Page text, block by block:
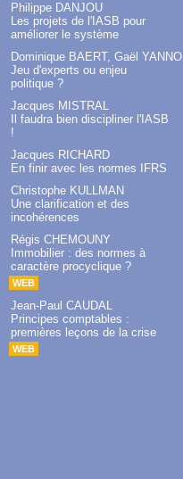
Philippe DANJOU
Les projets de l'IASB pour
améliorer le système
Dominique BAERT, Gaël YANNO
Jeu d'experts ou enjeu
politique ?
Jacques MISTRAL
Il faudra bien discipliner l'IASB
!
Jacques RICHARD
En finir avec les normes IFRS
Christophe KULLMAN
Une clarification et des
incohérences
Régis CHEMOUNY
Immobilier : des normes à
caractère procyclique ?
WEB
Jean-Paul CAUDAL
Principes comptables :
premières leçons de la crise
WEB